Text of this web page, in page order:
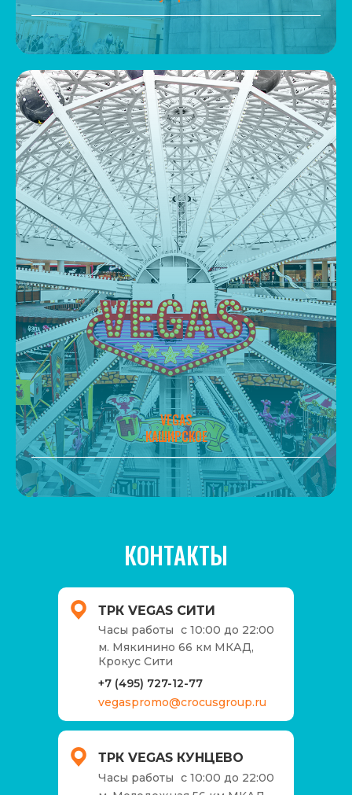
VEGAS
КАШИРСКОЕ
КОНТАКТЫ
ТРК VEGAS СИТИ
ТРК VEGAS КУНЦЕВО
Часы работы c 10:00 до 22:00
Часы работы c 10:00 до 22:00
м. Мякинино 66 км МКАД,
Крокус Сити
+7 (495) 727-12-77
vegaspromo@crocusgroup.ru